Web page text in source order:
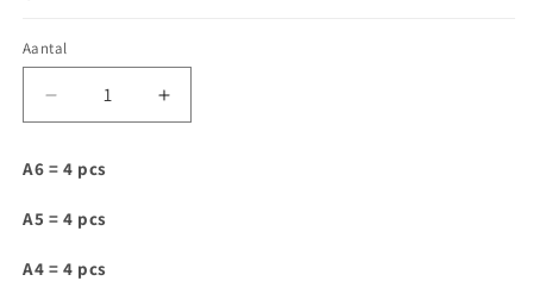
Aantal
Aantal
verlagen
DT068
Aantal
verhogen
A6 = 4 pcs
A5 = 4 pcs
A4 = 4 pcs